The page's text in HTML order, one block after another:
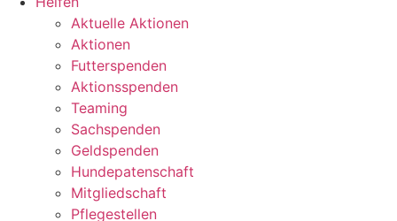
Aktuelle Aktionen
Aktionen
Futterspenden
Aktionsspenden
Teaming
Sachspenden
Geldspenden
Hundepatenschaft
Mitgliedschaft
Pflegestellen